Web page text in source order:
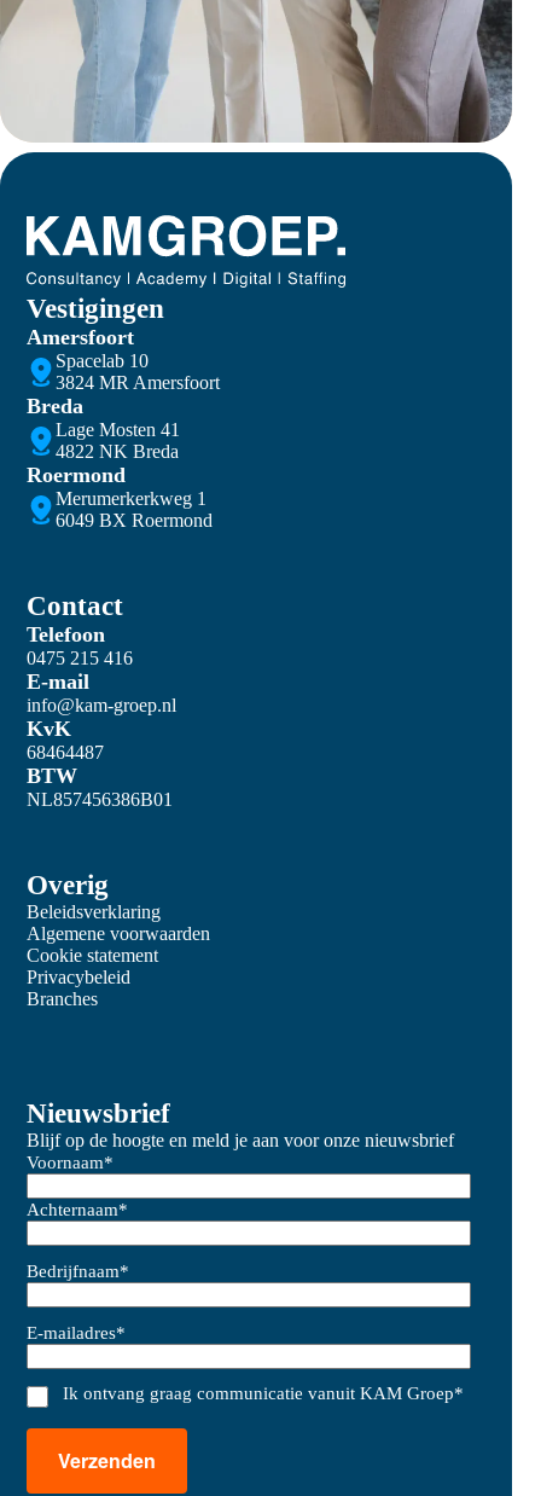
Vestigingen
Amersfoort
Spacelab 10
3824 MR Amersfoort
Breda
Lage Mosten 41
4822 NK Breda
Roermond
Merumerkerkweg 1
6049 BX Roermond
Contact
Telefoon
0475 215 416
E-mail
info@kam-groep.nl
KvK
68464487
BTW
NL857456386B01
Overig
Beleidsverklaring
Algemene voorwaarden
Cookie statement
Privacybeleid
Branches
Nieuwsbrief
Blijf op de hoogte en meld je aan voor onze nieuwsbrief
Voornaam*
Achternaam*
Bedrijfnaam*
E-mailadres*
Ik ontvang graag communicatie vanuit KAM Groep*